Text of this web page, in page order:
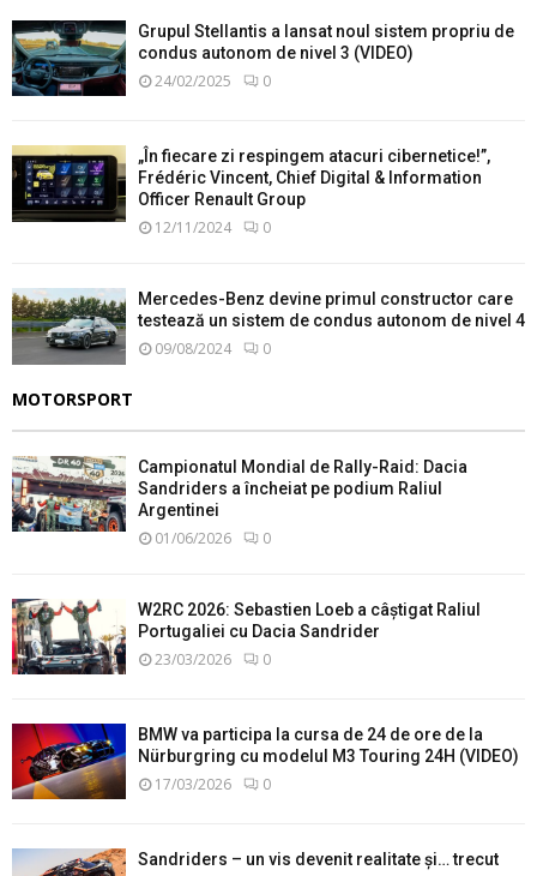
Grupul Stellantis a lansat noul sistem propriu de
condus autonom de nivel 3 (VIDEO)
24/02/2025 0
„În fiecare zi respingem atacuri cibernetice!”,
Frédéric Vincent, Chief Digital & Information
Officer Renault Group
12/11/2024 0
Mercedes-Benz devine primul constructor care
testează un sistem de condus autonom de nivel 4
09/08/2024 0
MOTORSPORT
Campionatul Mondial de Rally-Raid: Dacia
Sandriders a încheiat pe podium Raliul
Argentinei
01/06/2026 0
W2RC 2026: Sebastien Loeb a câștigat Raliul
Portugaliei cu Dacia Sandrider
23/03/2026 0
BMW va participa la cursa de 24 de ore de la
Nürburgring cu modelul M3 Touring 24H (VIDEO)
17/03/2026 0
Sandriders – un vis devenit realitate și… trecut